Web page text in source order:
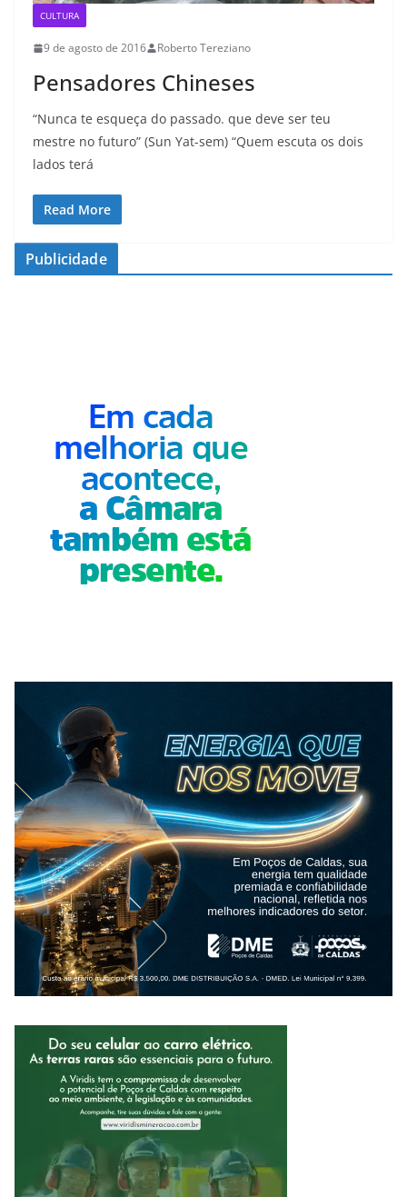
CULTURA
9 de agosto de 2016 Roberto Tereziano
Pensadores Chineses
“Nunca te esqueça do passado. que deve ser teu
mestre no futuro” (Sun Yat-sem) “Quem escuta os dois
lados terá
Read More
Publicidade